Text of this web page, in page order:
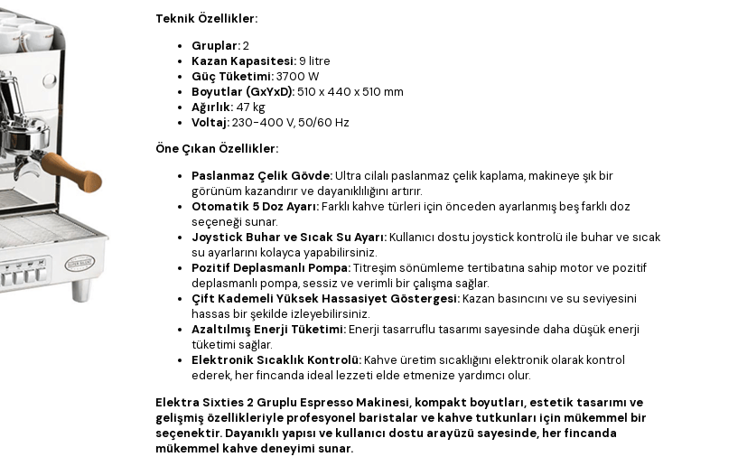
Teknik Özellikler:
Gruplar:2
Kazan Kapasitesi:9 litre
Güç Tüketimi:3700 W
Boyutlar (GxYxD):510 x 440 x 510 mm
Ağırlık: 47 kg
Voltaj:230-400 V, 50/60 Hz
Öne Çıkan Özellikler:
Paslanmaz Çelik Gövde:Ultra cilalı paslanmaz çelik kaplama, makineye şık bir
görünüm kazandırır ve dayanıklılığını artırır.
Otomatik 5 Doz Ayarı:Farklı kahve türleri için önceden ayarlanmış beş farklı doz
seçeneği sunar.
Joystick Buhar ve Sıcak Su Ayarı:Kullanıcı dostu joystick kontrolü ile buhar ve sıcak
su ayarlarını kolayca yapabilirsiniz.
Pozitif Deplasmanlı Pompa:Titreşim sönümleme tertibatına sahip motor ve pozitif
deplasmanlı pompa, sessiz ve verimli bir çalışma sağlar.
Çift Kademeli Yüksek Hassasiyet Göstergesi:Kazan basıncını ve su seviyesini
hassas bir şekilde izleyebilirsiniz.
Azaltılmış Enerji Tüketimi:Enerji tasarruflu tasarımı sayesinde daha düşük enerji
tüketimi sağlar.
Elektronik Sıcaklık Kontrolü:Kahve üretim sıcaklığını elektronik olarak kontrol
ederek, her fincanda ideal lezzeti elde etmenize yardımcı olur.
Elektra Sixties 2 Gruplu Espresso Makinesi, kompakt boyutları, estetik tasarımı ve
gelişmiş özellikleriyle profesyonel baristalar ve kahve tutkunları için mükemmel bir
seçenektir. Dayanıklı yapısı ve kullanıcı dostu arayüzü sayesinde, her fincanda
mükemmel kahve deneyimi sunar.